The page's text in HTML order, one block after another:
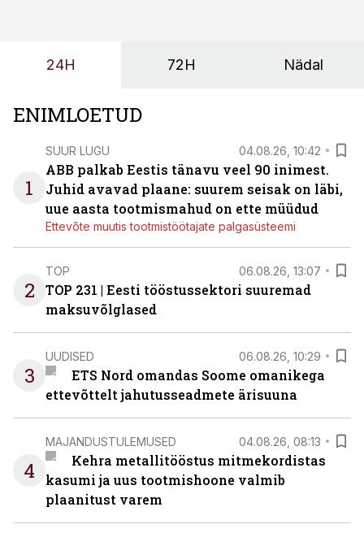
24H 72H Nädal
ENIMLOETUD
1
SUUR LUGU 04.08.26, 10:42
ABB palkab Eestis tänavu veel 90 inimest.
Juhid avavad plaane: suurem seisak on läbi,
uue aasta tootmismahud on ette müüdud
Ettevõte muutis tootmistöötajate palgasüsteemi
2
TOP 06.08.26, 13:07
TOP 231 | Eesti tööstussektori suuremad
maksuvõlglased
3
UUDISED 06.08.26, 10:29
ETS Nord omandas Soome omanikega
ettevõttelt jahutusseadmete ärisuuna
4
MAJANDUSTULEMUSED 04.08.26, 08:13
Kehra metallitööstus mitmekordistas
kasumi ja uus tootmishoone valmib
plaanitust varem